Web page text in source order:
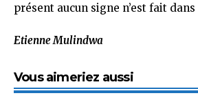
présent aucun signe n’est fait
Etienne Mulindwa
Vous aimeriez aussi